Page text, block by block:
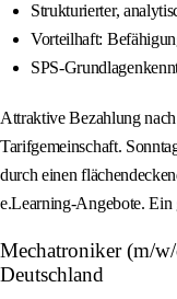
Strukturierter,
Vorteilhaft:
SPS-
Attraktive Bezahlung
Tarifgemeinschaft.
durch einen
e.Learning-Angebote. Ein
Mechatroniker (m/
Deutschland